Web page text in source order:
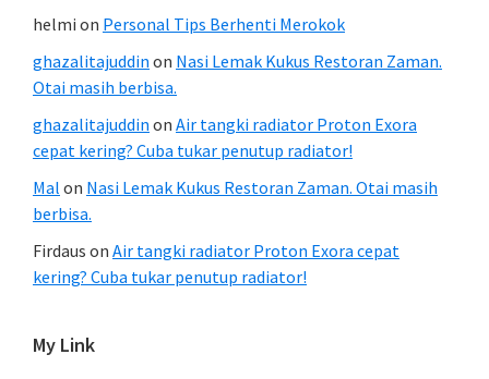
helmi on Personal Tips Berhenti Merokok
ghazalitajuddin on Nasi Lemak Kukus Restoran Zaman.
Otai masih berbisa.
ghazalitajuddin on Air tangki radiator Proton Exora
cepat kering? Cuba tukar penutup radiator!
Mal on Nasi Lemak Kukus Restoran Zaman. Otai masih
berbisa.
Firdaus on Air tangki radiator Proton Exora cepat
kering? Cuba tukar penutup radiator!
My Link